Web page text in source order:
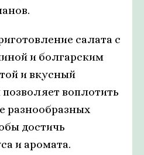
салата с
и болгарским
и вкусный
воплотить
разнообразных
достичь
и аромата.